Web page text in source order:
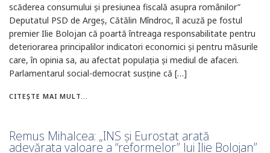
scăderea consumului și presiunea fiscală asupra românilor”
Deputatul PSD de Argeș, Cătălin Mîndroc, îl acuză pe fostul
premier Ilie Bolojan că poartă întreaga responsabilitate pentru
deteriorarea principalilor indicatori economici și pentru măsurile
care, în opinia sa, au afectat populația și mediul de afaceri.
Parlamentarul social-democrat susține că […]
CITEȘTE MAI MULT...
Remus Mihalcea: „INS și Eurostat arată
adevărata valoare a “reformelor” lui Ilie Bolojan”